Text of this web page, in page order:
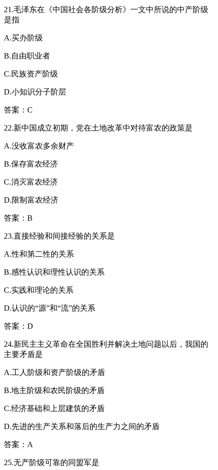
21.毛泽东在《中国社会各阶级分析》一文中所说的中产阶级
是指
A.买办阶级
B.自由职业者
C.民族资产阶级
D.小知识分子阶层
答案：C
22.新中国成立初期，党在土地改革中对待富农的政策是
A.没收富农多余财产
B.保存富农经济
C.消灭富农经济
D.限制富农经济
答案：B
23.直接经验和间接经验的关系是
A.性和第二性的关系
B.感性认识和理性认识的关系
C.实践和理论的关系
D.认识的“源”和“流”的关系
答案：D
24.新民主主义革命在全国胜利并解决土地问题以后，我国的
主要矛盾是
A.工人阶级和资产阶级的矛盾
B.地主阶级和农民阶级的矛盾
C.经济基础和上层建筑的矛盾
D.先进的生产关系和落后的生产力之间的矛盾
答案：A
25.无产阶级可靠的同盟军是